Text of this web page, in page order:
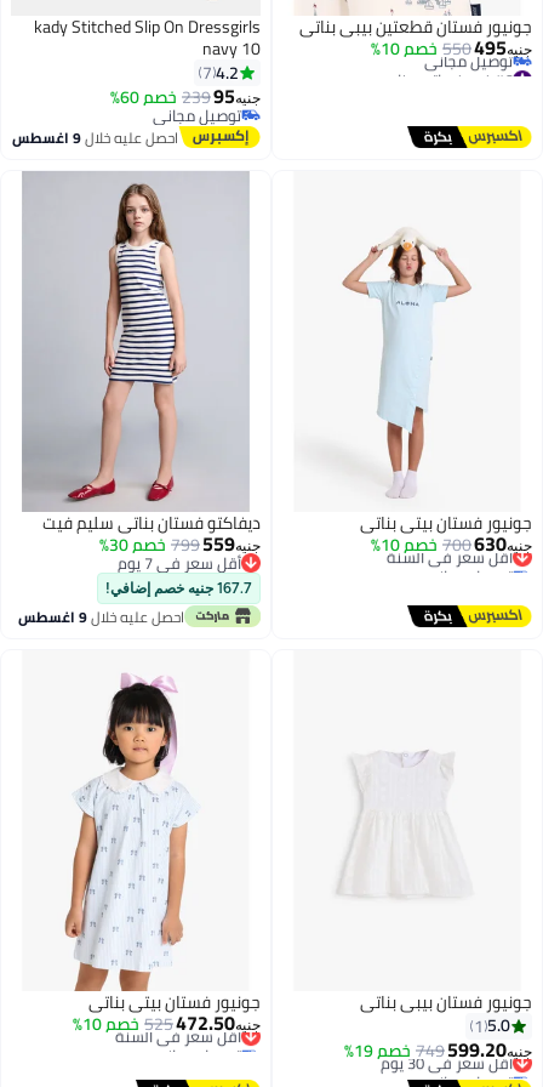
جونيور فستان قطعتين بيبي بناتي
جنيه495
550 خصم 10%
#6 في فساتين بنات
أقل سعر في 30 يوم
#6 في فساتين بنات
kady Stitched Slip On Dressgirls
navy 10
4.2
7
جنيه95
239 خصم 60%
توصيل مجاني
توصيل مجانياحصل عليه خلال9 اغسطس
جونيور فستان بيتي بناتي
جنيه630
700 خصم 10%
أقل سعر في السنة
توصيل مجاني
أقل سعر في السنة
ديفاكتو فستان بناتي سليم فيت
جنيه559
799 خصم 30%
أقل سعر في 7 يوم
أقل سعر في 7 يوم
167.7 جنيه خصم إضافي!
احصل عليه خلال9 اغسطس
جونيور فستان بيبي بناتي
5.0
1
جنيه599.20
749 خصم 19% أقل سعر في 30 يوم
توصيل مجاني
جونيور فستان بيتي بناتي
جنيه472.50
525خصم 10%
أقل سعر في السنة
توصيل مجاني
أقل سعر في السنة